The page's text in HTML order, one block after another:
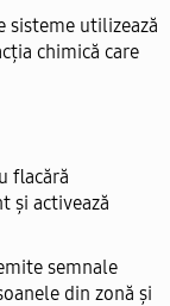
sisteme utilizează
chimică care
flacără
și activează
semnale
din zonă și